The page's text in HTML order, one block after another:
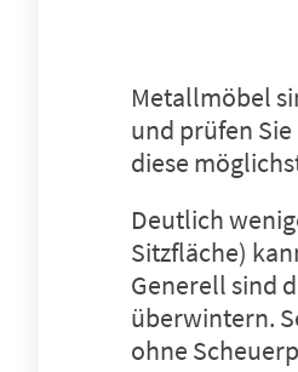
Metallmöbel
und prüfen
diese
Deutlich
Sitzfläche)
Generell sind
überwintern.
ohne